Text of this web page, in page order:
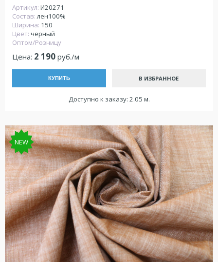
Артикул: И20271
Состав:лен100%
Ширина: 150
Цвет: черный
Оптом/Розницу
Цена: 2 190 руб./м
КУПИТЬ В ИЗБРАННОЕ
Доступно к заказу: 2.05 м.
NEW